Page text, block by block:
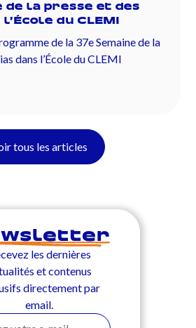
de la presse et des
du CLEMI
de la 37e Semaine de la
dans l’École du CLEMI
tous les articles
les dernières
et contenus
directement par
email.